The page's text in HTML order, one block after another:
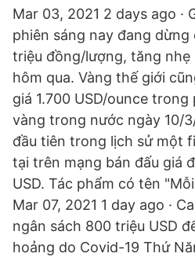
Mar 03, 2021 2 days ago ·
phiên sáng nay đang
triệu đồng/lượng, tăng
hôm qua. Vàng thế giới
giá 1.700 USD/ounce trong
vàng trong nước ngày 10/
đầu tiên trong lịch sử một
tại trên mạng bán đấu giá
USD. Tác phẩm có tên
Mar 07, 2021 1 day ago ·
ngân sách 800 triệu USD
hoảng do Covid-19 Thứ